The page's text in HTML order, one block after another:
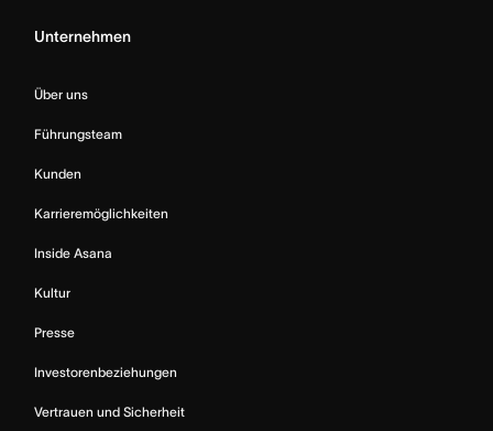
Unternehmen
Über uns
Führungsteam
Kunden
Karrieremöglichkeiten
Inside Asana
Kultur
Presse
Investorenbeziehungen
Vertrauen und Sicherheit